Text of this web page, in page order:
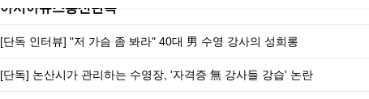
아시아뉴스통신단독
[단독 인터뷰] "저 가슴 좀 봐라" 40대 男 수영 강사의 성희롱
[단독] 논산시가 관리하는 수영장, '자격증 無 강사들 강습' 논란